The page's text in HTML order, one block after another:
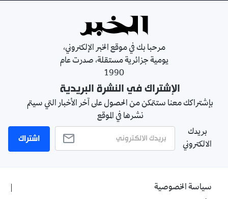
مرحبا بك في موقع الخبر الإلكتروني،
يومية جزائرية مستقلة، صدرت عام
1990
الإشتراك في النشرة البريدية
بإشتراكك معنا ستتمكن من الحصول على آخر الأخبار التي سيتم
نشرها في الموقع
بريدك
الالكتروني
اشتراك
سياسة الخصوصية